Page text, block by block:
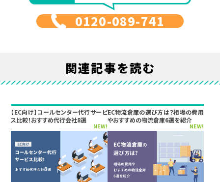
0120-089-741
関連記事を読む
【EC向け】コールセンター代行サービ
ス比較！おすすめ代行会社8選
NEW!
EC物流倉庫の選び方は？相場の費用
やおすすめの物流倉庫6選を紹介
NEW!